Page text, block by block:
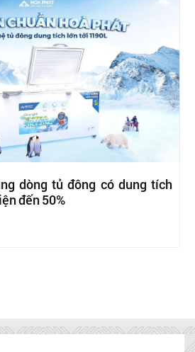
dòng tủ đông có dung tích
đến 50%